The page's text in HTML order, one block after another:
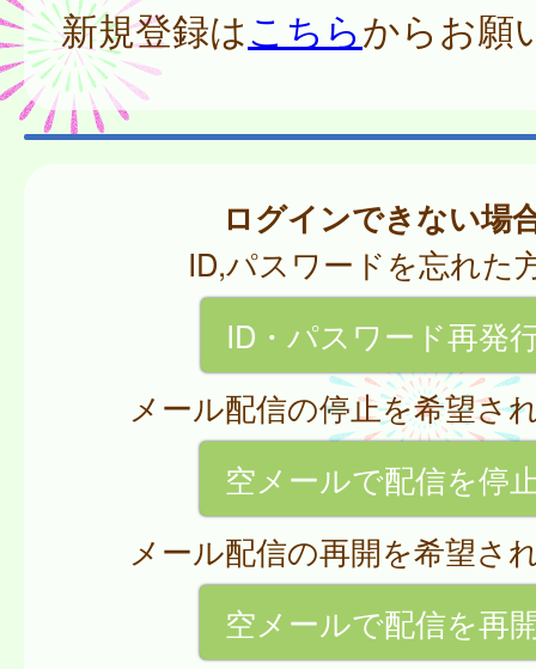
新規登録はこちらからお願
ログインできない場
ID,パスワードを忘れた
ID・パスワード再発
メール配信の停止を希望さ
空メールで配信を停
メール配信の再開を希望さ
空メールで配信を再